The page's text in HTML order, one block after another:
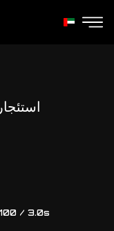
استئجار
/ 3.0s